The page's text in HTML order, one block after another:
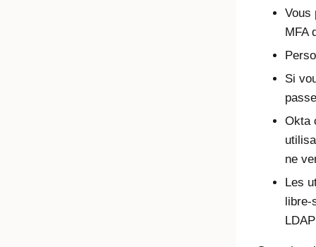
Vous
MFA
Si
Okta
ne
Les
libre-